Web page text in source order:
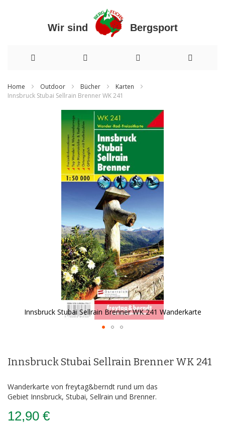
Wir sind Bergsport
zum
Home Outdoor Bücher
Karten
Innsbruck Stubai Sellrain Brenner WK 241
Innsbruck Stubai Sellrain Brenner WK 241 Wanderkarte
der
Innsbruck Stubai Sellrain Brenner WK 241
Wanderkarte von freytag&berndt rund um das
Gebiet Innsbruck, Stubai, Sellrain und Brenner.
12,90 €